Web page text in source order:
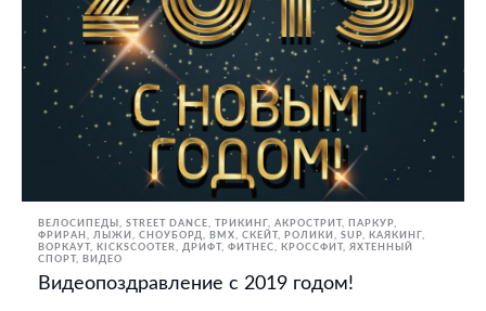
ВЕЛОСИПЕДЫ STREET DANCE
ТРИКИНГ, АКРОСТРИТ, ПАРКУР,
ФРИРАН
ЛЫЖИ, СНОУБОРД BMX, СКЕЙТ, РОЛИКИ SUP
КАЯКИНГ
ВОРКАУТ
KICKSCOOTER ДРИФТ ФИТНЕС, КРОССФИТ
ЯХТЕННЫЙ
СПОРТ
ВИДЕО
Видеопоздравление с 2019 годом!